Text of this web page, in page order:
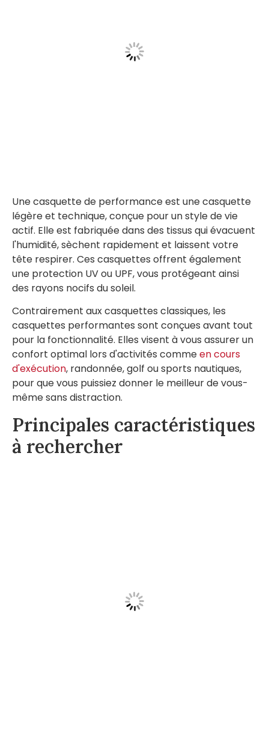
Une casquette de performance est une casquette
légère et technique, conçue pour un style de vie
actif. Elle est fabriquée dans des tissus qui évacuent
l'humidité, sèchent rapidement et laissent votre
tête respirer. Ces casquettes offrent également
une protection UV ou UPF, vous protégeant ainsi
des rayons nocifs du soleil.
Contrairement aux casquettes classiques, les
casquettes performantes sont conçues avant tout
pour la fonctionnalité. Elles visent à vous assurer un
confort optimal lors d'activités commeen cours
d'exécution, randonnée, golf ou sports nautiques,
pour que vous puissiez donner le meilleur de vous-
même sans distraction.
Principales caractéristiques
à rechercher